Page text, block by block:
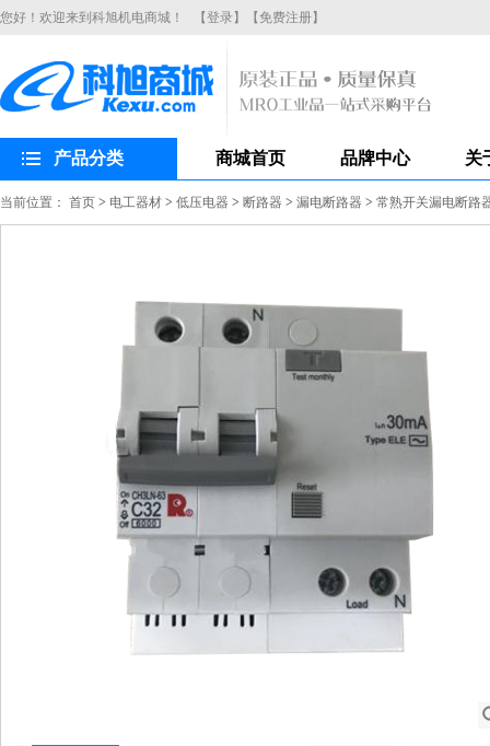
您好！欢迎来到科旭机电商城！ 【登录】 【免费注册】
产品分类 商城首页 品牌中心 关
当前位置： 首页 > 电工器材 > 低压电器 > 断路器 > 漏电断路器 > 常熟开关漏电断路